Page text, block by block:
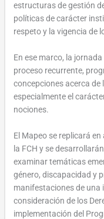
estructuras de gestión
políticas de carácter
respeto y la vigencia de
En ese marco, la
proceso recurrente,
concepciones acerca
especialmente el
nociones.
El Mapeo se replicará
la FCH y se
examinar temáticas
género, discapacidad y
manifestaciones de una
consideración de los
implementación del